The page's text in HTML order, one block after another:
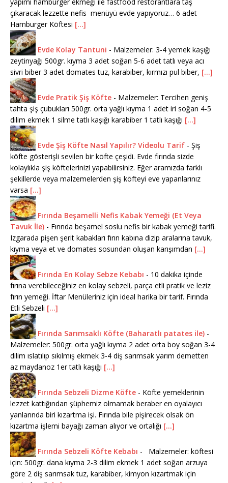
çıkaracak lezzette nefis menüyü evde yapıyoruz… 6 adet
Hamburger Köftesi [...]
Evde Kolay Tantuni - Malzemeler: 3-4 yemek kaşığı
zeytinyağı 500gr. kıyma 3 adet soğan 5-6 adet tatlı veya acı
sivri biber 3 adet domates tuz, karabiber, kırmızı pul biber, [...]
Evde Pratik Şiş Köfte - Malzemeler: Tercihen geniş
tahta şiş çubukları 500gr. orta yağlı kıyma 1 adet iri soğan 4-5
dilim ekmek 1 silme tatlı kaşığı karabiber 1 tatlı kaşığı [...]
Evde Şiş Köfte Nasıl Yapılır? Videolu Tarif - Şiş
köfte gösterişli sevilen bir köfte çeşidi. Evde fırında sizde
kolaylıkla şiş köftelerinizi yapabilirsiniz. Eğer aramızda farklı
şekillerde veya malzemelerden şiş köfteyi eve yapanlarınız
varsa [...]
Fırında Beşamelli Nefis Kabak Yemeği (Et Veya
Tavuk İle) - Fırında beşamel soslu nefis bir kabak yemeği tarifi.
Izgarada pişen şerit kabakları fırın kabına dizip aralarına tavuk,
kıyma veya et ve domates sosundan oluşan karışımdan [...]
Fırında En Kolay Sebze Kebabı - 10 dakika içinde
fırına verebileceğiniz en kolay sebzeli, parça etli pratik ve leziz
fırın yemeği. İftar Menüleriniz için ideal harika bir tarif. Fırında
Etli Sebzeli [...]
Fırında Sarımsaklı Köfte (Baharatlı patates ile) -
Malzemeler: 500gr. orta yağlı kıyma 2 adet orta boy soğan 3-4
dilim ıslatılıp sıkılmış ekmek 3-4 diş sarımsak yarım demetten
az maydanoz 1er tatlı kaşığı [...]
Fırında Sebzeli Dizme Köfte - Köfte yemeklerinin
lezzet kattığından şüphemiz olmamak beraber en oyalayıcı
yanlarında biri kızartma işi. Fırında bile pişirecek olsak ön
kızartma işlemi bayağı zaman alıyor ve ortalığı [...]
Fırında Sebzeli Köfte Kebabı -
Malzemeler: köftesi
için: 500gr. dana kıyma 2-3 dilim ekmek 1 adet soğan arzuya
göre 2 diş sarımsak tuz, karabiber, kimyon kızartmak için